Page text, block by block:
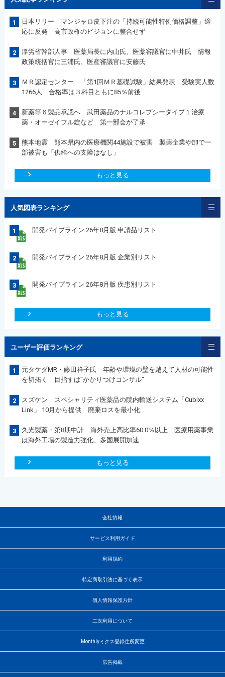
1
日本リリー マンジャロ皮下注の「持続可能性特例価格調整」適
応に反発 高市政権のビジョンに整合せず
2
厚労省幹部人事 医薬局長に内山氏、医薬審議官に中井氏 情報
政策統括官に三浦氏、医産審議官に安藤氏
3
ＭＲ認定センター 「第1回ＭＲ基礎試験」結果発表 受験実人数
1266人 合格率は３科目ともに85％前後
4
新薬等６製品承認へ 武田薬品のナルコレプシータイプ１治療
薬・オーゼイフル錠など 第一部会が了承
5
熊本地震 熊本県内の医療機関44施設で被害 製薬企業や卸で一
部被害も「供給への支障はなし」
もっと見る
人気図表ランキング
1 開発パイプライン 26年8月版 申請品リスト
2 開発パイプライン 26年8月版 企業別リスト
3 開発パイプライン 26年8月版 疾患別リスト
もっと見る
ユーザー評価ランキング
1
元タケダMR・藤田祥子氏 年齢や環境の壁を越えて人材の可能性
を切拓く 目指すは”かかりつけコンサル“
2
スズケン スペシャリティ医薬品の院内輸送システム「Cubixx
Link」 10月から提供 廃棄ロスを最小化
3
久光製薬・第8期中計 海外売上高比率60.0％以上 医療用薬事業
は海外工場の製造力強化、多国展開加速
もっと見る
会社情報
サービス利用ガイド
利用規約
特定商取引法に基づく表示
個人情報保護方針
二次利用について
Monthlyミクス登録住所変更
広告掲載